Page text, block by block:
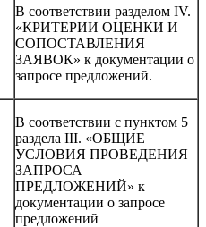
В соответствии разделом IV.
«КРИТЕРИИ ОЦЕНКИ И
СОПОСТАВЛЕНИЯ
ЗАЯВОК» к документации о
запросе предложений.
В соответствии с пунктом 5
раздела III. «ОБЩИЕ
УСЛОВИЯ ПРОВЕДЕНИЯ
ЗАПРОСА
ПРЕДЛОЖЕНИЙ» к
документации о запросе
предложений